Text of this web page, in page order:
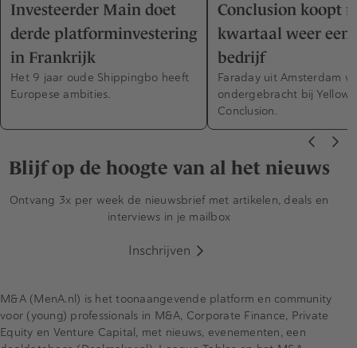
Investeerder Main doet
derde platforminvestering
in Frankrijk
Het 9 jaar oude Shippingbo heeft
Europese ambities.
Conclusion koopt
kwartaal weer een
bedrijf
Faraday uit Amsterdam
ondergebracht bij
Conclusion.
Blijf op de hoogte van al het nieuws
Ontvang 3x per week de nieuwsbrief met artikelen, deals en
interviews in je mailbox
Inschrijven
M&A (MenA.nl) is het toonaangevende platform en community
voor (young) professionals in M&A, Corporate Finance, Private
Equity en Venture Capital, met nieuws, evenementen, een